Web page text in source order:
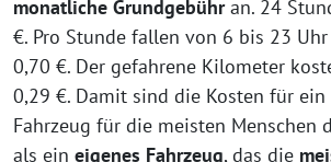
monatliche Grundgebühran. 24
€. Pro Stunde fallen von 6 bis 23
0,70 €. Der gefahrene Kilometer
0,29 €. Damit sind die Kosten für ein
Fahrzeug für die meisten Menschen
als ein eigenes Fahrzeug, das die